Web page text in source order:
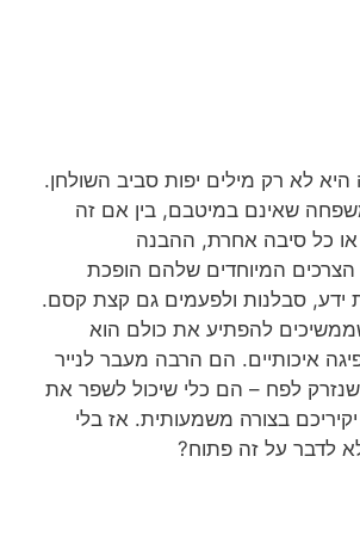
לא רק מילים יפות סביב השולחן.
שאינם במיטבם, בין אם זה
כל סיבה אחרת, ההבנה
המיוחדים שלהם הופכת
ידע, סבלנות ולפעמים גם קצת קסם.
להפתיע את כולם הוא
איכותיים. הם הרבה מעבר לנייר
שנזרק לפח – הם כלי שיכול לשפר את
בצורה משמעותית. אז בלי
לדבר על זה פתוח?